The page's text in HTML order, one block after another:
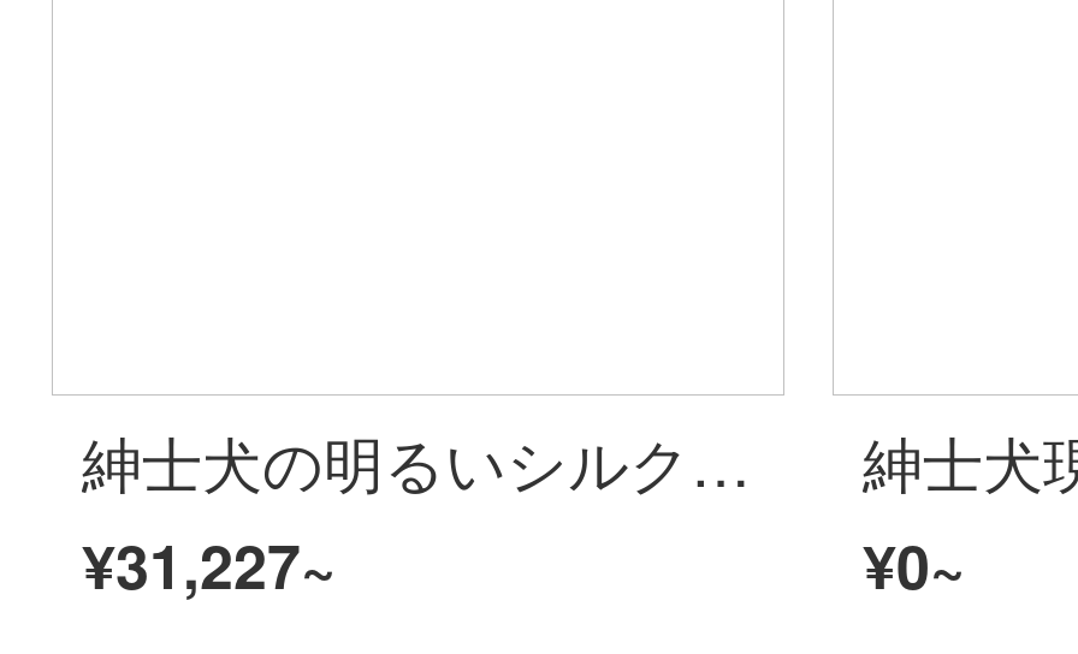
紳士犬の明るいシルクと純色のウールカーペットのリビングルームには、簡単な茶の絨毯をカスタマイズすることができます。ND 05（カスタムモデル）1.9*2.9メートル
¥31,227~ ¥0~